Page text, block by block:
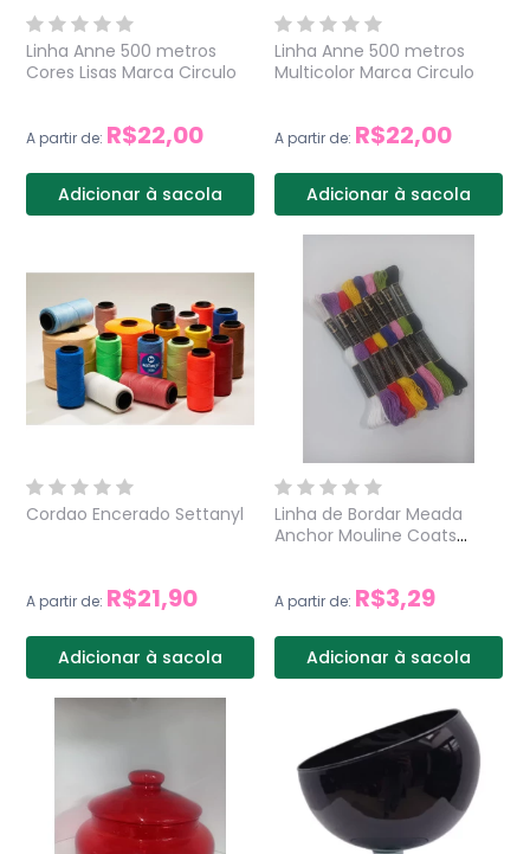
Linha Anne 500 metros
Cores Lisas Marca Circulo
A partir de: R$22,00
Adicionar à sacola
Linha Anne 500 metros
Multicolor Marca Circulo
A partir de: R$22,00
Adicionar à sacola
Cordao Encerado Settanyl
A partir de: R$21,90
Adicionar à sacola
Linha de Bordar Meada
Anchor Mouline Coats
A partir de: R$3,29
Adicionar à sacola